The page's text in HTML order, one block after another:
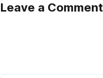
Leave a Comment